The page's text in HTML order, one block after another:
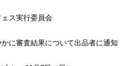
ス実行委員会
に審査結果について出品者に通知